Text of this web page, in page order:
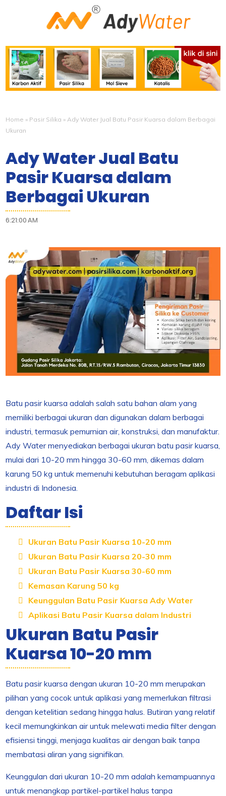
Home » Pasir Silika » Ady Water Jual Batu Pasir Kuarsa dalam Berbagai
Ukuran
Ady Water Jual Batu
Pasir Kuarsa dalam
Berbagai Ukuran
6:21:00 AM
Batu pasir kuarsa adalah salah satu bahan alam yang
memiliki berbagai ukuran dan digunakan dalam berbagai
industri, termasuk pemurnian air, konstruksi, dan manufaktur.
Ady Water menyediakan berbagai ukuran batu pasir kuarsa,
mulai dari 10-20 mm hingga 30-60 mm, dikemas dalam
karung 50 kg untuk memenuhi kebutuhan beragam aplikasi
industri di Indonesia.
Daftar Isi
Ukuran Batu Pasir Kuarsa 10-20 mm
Ukuran Batu Pasir Kuarsa 20-30 mm
Ukuran Batu Pasir Kuarsa 30-60 mm
Kemasan Karung 50 kg
Keunggulan Batu Pasir Kuarsa Ady Water
Aplikasi Batu Pasir Kuarsa dalam Industri
Ukuran Batu Pasir
Kuarsa 10-20 mm
Batu pasir kuarsa dengan ukuran 10-20 mm merupakan
pilihan yang cocok untuk aplikasi yang memerlukan filtrasi
dengan ketelitian sedang hingga halus. Butiran yang relatif
kecil memungkinkan air untuk melewati media filter dengan
efisiensi tinggi, menjaga kualitas air dengan baik tanpa
membatasi aliran yang signifikan.
Keunggulan dari ukuran 10-20 mm adalah kemampuannya
untuk menangkap partikel-partikel halus tanpa